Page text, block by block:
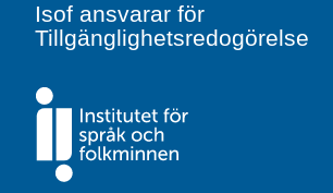
Isof ansvarar för
Tillgänglighetsredogörelse